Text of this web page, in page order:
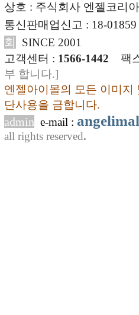
상호 : 주식회사 엔젤코리
통신판매업신고 : 18-
회
SINCE 2001
고객센터 : 1566-1442
팩
부 합니다.]
엔젤아이몰의 모든 이미지
단사용을 금합니다.
admin e-mail :
all rights reserved.